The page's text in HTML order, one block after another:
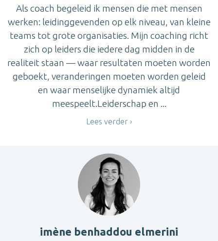
Als coach begeleid ik mensen die met mensen
werken: leidinggevenden op elk niveau, van kleine
teams tot grote organisaties. Mijn coaching richt
zich op leiders die iedere dag midden in de
realiteit staan — waar resultaten moeten worden
geboekt, veranderingen moeten worden geleid
en waar menselijke dynamiek altijd
meespeelt.Leiderschap en ...
Lees verder
imène benhaddou elmerini